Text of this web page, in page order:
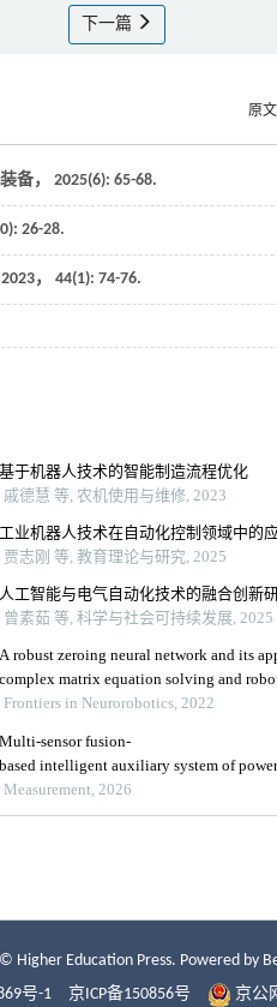
下一篇
原
备， 2025(6): 65-68.
26-28.
2023， 44(1): 74-76.
Higher Education Press. Powered by
号-1
京ICP备150856号 京公